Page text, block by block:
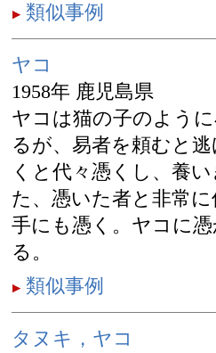
類似事例
ヤコ
1958年 鹿児島県
ヤコは猫の子のよう
るが、易者を頼むと
くと代々憑くし、養
た、憑いた者と非常
手にも憑く。ヤコに
る。
類似事例
タヌキ，ヤコ